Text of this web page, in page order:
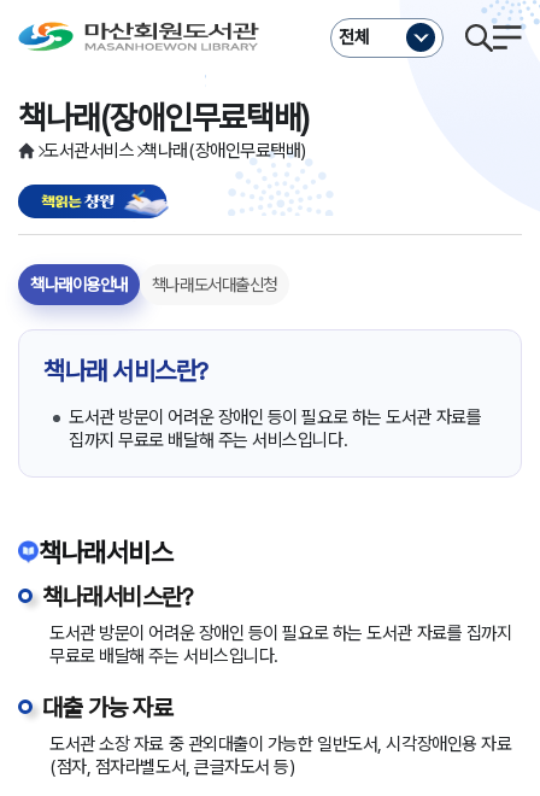
전체
도서관서비스 책나래(장애인무료택배)
책나래(장애인무료택배)
책나래이용안내 책나래도서대출신청
책나래 서비스란?
도서관 방문이 어려운 장애인 등이 필요로 하는 도서관 자료를
집까지 무료로 배달해 주는 서비스입니다.
책나래서비스
책나래서비스란?
도서관 방문이 어려운 장애인 등이 필요로 하는 도서관 자료를 집까지
무료로 배달해 주는 서비스입니다.
대출 가능 자료
도서관 소장 자료 중 관외대출이 가능한 일반도서, 시각장애인용 자료
(점자, 점자라벨도서, 큰글자도서 등)